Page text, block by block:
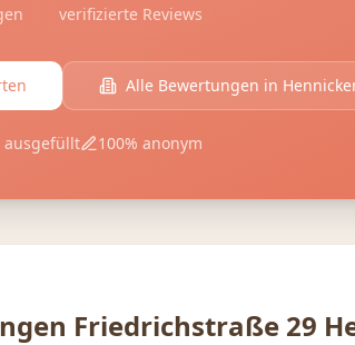
verifizierte Reviews
Alle Bewertungen in
ausgefüllt 100% anonym
Friedrichstraße 29